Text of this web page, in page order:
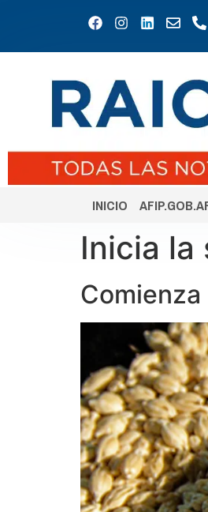
INICIO
Inicia la